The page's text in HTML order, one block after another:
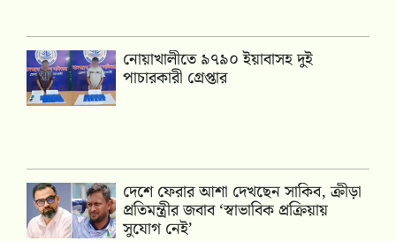
নোয়াখালীতে ৯৭৯০ ইয়াবাসহ দুই
পাচারকারী গ্রেপ্তার
দেশে ফেরার আশা দেখছেন সাকিব, ক্রীড়া
প্রতিমন্ত্রীর জবাব ‘স্বাভাবিক প্রক্রিয়ায়
সুযোগ নেই’